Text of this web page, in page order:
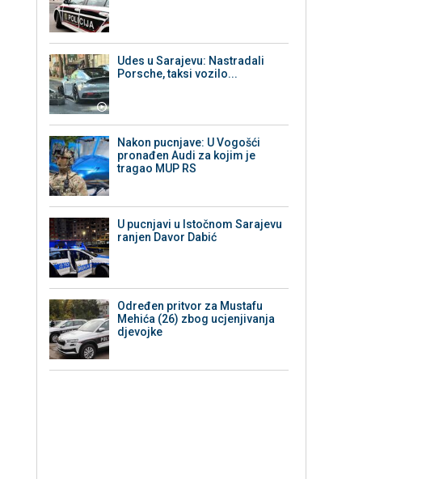
Udes u Sarajevu: Nastradali
Porsche, taksi vozilo...
Nakon pucnjave: U Vogošći
pronađen Audi za kojim je
tragao MUP RS
U pucnjavi u Istočnom Sarajevu
ranjen Davor Dabić
Određen pritvor za Mustafu
Mehića (26) zbog ucjenjivanja
djevojke